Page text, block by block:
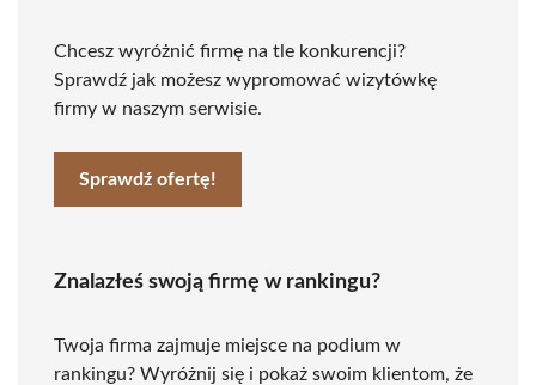
Chcesz wyróżnić firmę na tle konkurencji?
Sprawdź jak możesz wypromować wizytówkę
firmy w naszym serwisie.
Sprawdź ofertę!
Znalazłeś swoją firmę w rankingu?
Twoja firma zajmuje miejsce na podium w
rankingu? Wyróżnij się i pokaż swoim klientom, że